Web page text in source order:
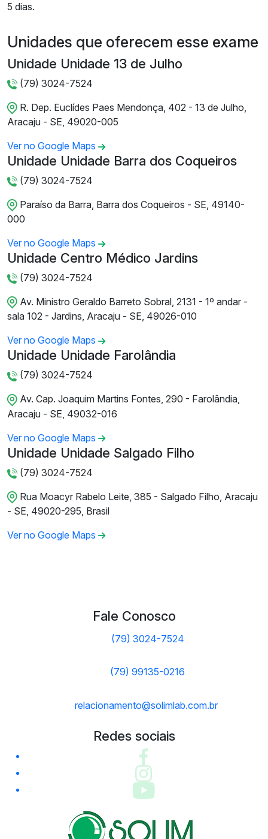
5 dias.
Unidades que oferecem esse exame
Unidade Unidade 13 de Julho
(79) 3024-7524
R. Dep. Euclídes Paes Mendonça, 402 - 13 de Julho,
Aracaju - SE, 49020-005
Ver no Google Maps
Unidade Unidade Barra dos Coqueiros
(79) 3024-7524
Paraíso da Barra, Barra dos Coqueiros - SE, 49140-
000
Ver no Google Maps
Unidade Centro Médico Jardins
(79) 3024-7524
Av. Ministro Geraldo Barreto Sobral, 2131 - 1º andar -
sala 102 - Jardins, Aracaju - SE, 49026-010
Ver no Google Maps
Unidade Unidade Farolândia
(79) 3024-7524
Av. Cap. Joaquim Martins Fontes, 290 - Farolândia,
Aracaju - SE, 49032-016
Ver no Google Maps
Unidade Unidade Salgado Filho
(79) 3024-7524
Rua Moacyr Rabelo Leite, 385 - Salgado Filho, Aracaju
- SE, 49020-295, Brasil
Ver no Google Maps
Fale Conosco
(79) 3024-7524
(79) 99135-0216
relacionamento@solimlab.com.br
Redes sociais